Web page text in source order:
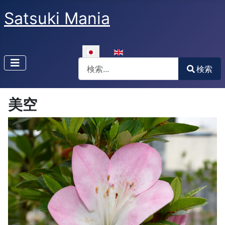
Satsuki Mania
あなたが使う言語を選んでください
検索
Type 2 or more characters for results.
検索
美空